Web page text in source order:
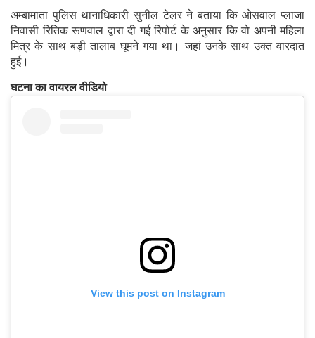
अम्बामाता पुलिस थानाधिकारी सुनील टेलर ने बताया कि ओसवाल प्लाजा
निवासी रितिक रूणवाल द्वारा दी गई रिपोर्ट के अनुसार कि वो अपनी महिला
मित्र के साथ बड़ी तालाब घूमने गया था। जहां उनके साथ उक्त वारदात
हुई।
घटना का वायरल वीडियो
View this post on Instagram